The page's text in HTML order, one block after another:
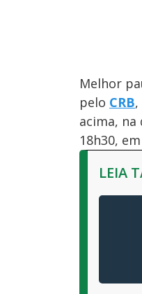
Melhor
pelo CRB
acima, na
18h30,
LEIA